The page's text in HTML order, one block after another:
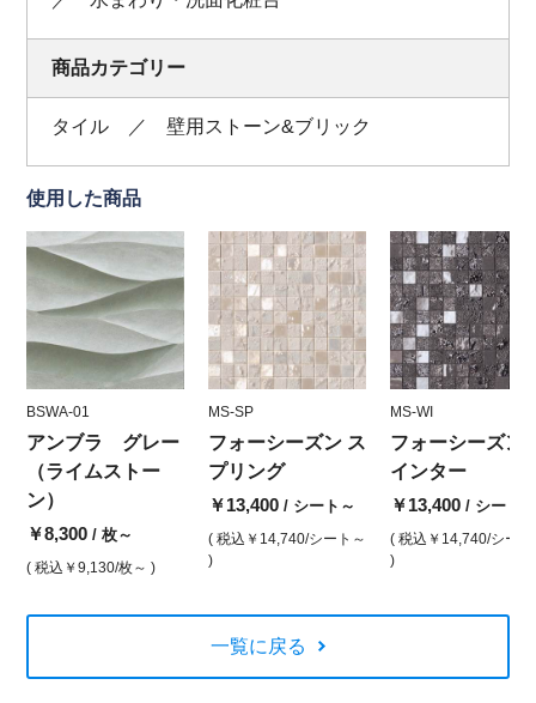
商品カテゴリー
タイル ／ 壁用ストーン&ブリック
使用した商品
BSWA-01
アンブラ グレー
（ライムストー
ン）
￥8,300/ 枚～
( 税込 ￥9,130/枚～ )
MS-SP
フォーシーズン ス
プリング
￥13,400/ シート～
( 税込 ￥14,740/シート～
)
MS-WI
フォーシーズン
インター
￥13,400/ シート
( 税込 ￥14,740/シー
)
一覧に戻る